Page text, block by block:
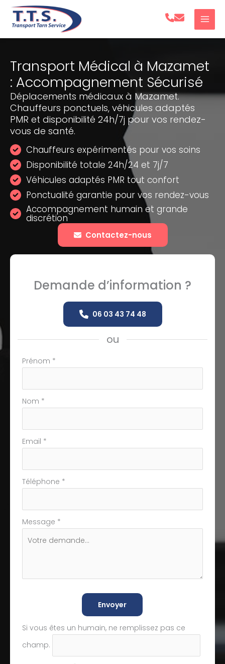
Aller
Transport Médical à Mazamet
: Accompagnement Sécurisé
Déplacements médicaux à Mazamet.
Chauffeurs ponctuels, véhicules adaptés
PMR et disponibilité 24h/7j pour vos rendez-
vous de santé.
Chauffeurs expérimentés pour vos soins
Disponibilité totale 24h/24 et 7j/7
Véhicules adaptés PMR tout confort
Ponctualité garantie pour vos rendez-vous
Accompagnement humain et grande
discrétion
Contactez-nous
Demande d’information ?
06 03 43 74 48
ou
Formulaire
téléphone
Prénom *
Nom *
Email *
Téléphone *
Message *
Envoyer
Si vous êtes un humain, ne remplissez pas ce
champ.